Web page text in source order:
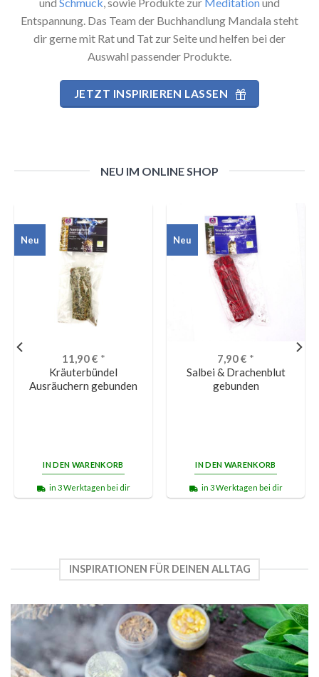
und Schmuck, sowie Produkte zur Meditationund
Entspannung. Das Team der Buchhandlung Mandala steht
dir gerne mit Rat und Tat zur Seite und helfen bei der
Auswahl passender Produkte.
JETZT INSPIRIEREN LASSEN
NEU IM ONLINE SHOP
Neu
11,90€ *
Kräuterbündel
Ausräuchern gebunden
IN DEN WARENKORB
in 3 Werktagen bei dir
Neu
7,90€ *
Salbei & Drachenblut
gebunden
IN DEN WARENKORB
in 3 Werktagen bei dir
INSPIRATIONEN FÜR DEINEN ALLTAG